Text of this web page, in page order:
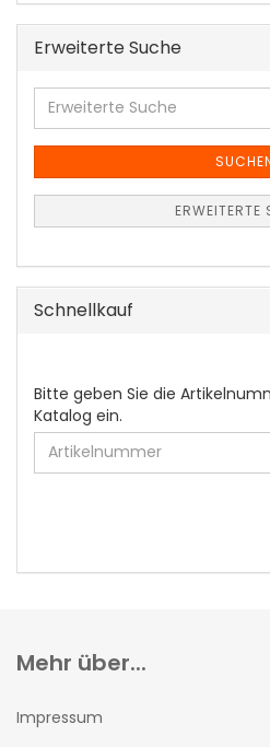
Erweiterte Suche
Erweiterte
Suche
ERWEITERTE
Schnellkauf
BITTE
GEBEN
SIE
DIE
ARTIKELNUMMER
EIN.
Bitte geben Sie die
Katalog ein.
Mehr über...
Impressum